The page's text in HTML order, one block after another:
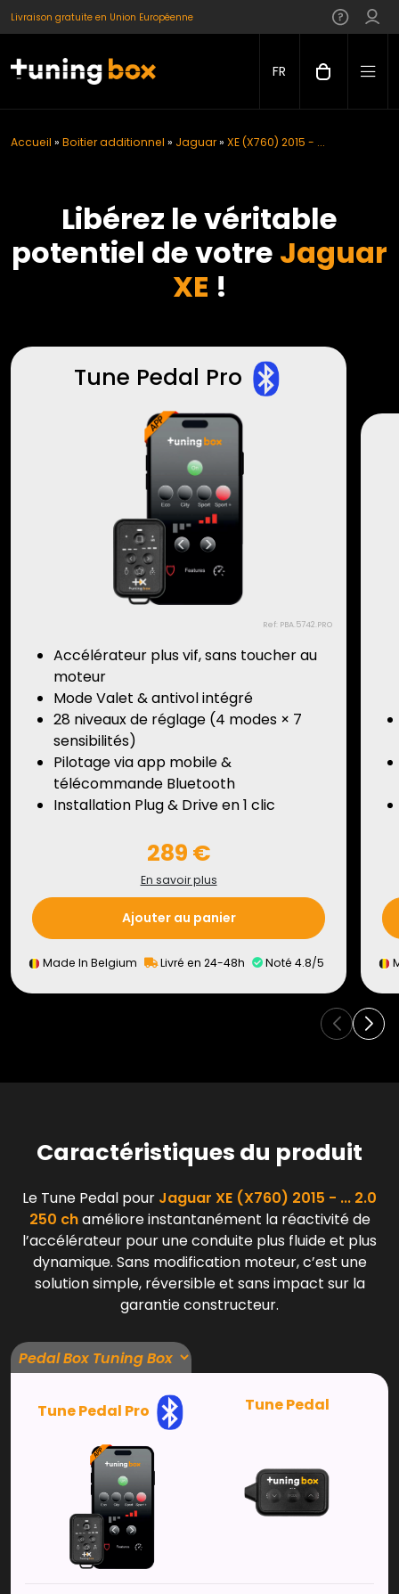
Livraison gratuite en Union Européenne
FR
Accueil » Boitier additionnel » Jaguar» XE (X760) 2015 - ...
Libérez le véritable
potentiel de votre Jaguar
XE !
Tune Pedal Pro
Ref: PBA.5742.PRO
Accélérateur plus vif, sans toucher au
moteur
Mode Valet & antivol intégré
28 niveaux de réglage (4 modes × 7
sensibilités)
Pilotage via app mobile &
télécommande Bluetooth
Installation Plug & Drive en 1 clic
289 €
En savoir plus
Ajouter au panier
Made In Belgium Livré en 24-48h Noté 4.8/5
Caractéristiques du produit
Le Tune Pedal pour Jaguar XE (X760) 2015 - ... 2.0
250 chaméliore instantanément la réactivité de
l’accélérateur pour une conduite plus fluide et plus
dynamique. Sans modification moteur, c’est une
solution simple, réversible et sans impact sur la
garantie constructeur.
Tune Pedal Pro Tune Pedal